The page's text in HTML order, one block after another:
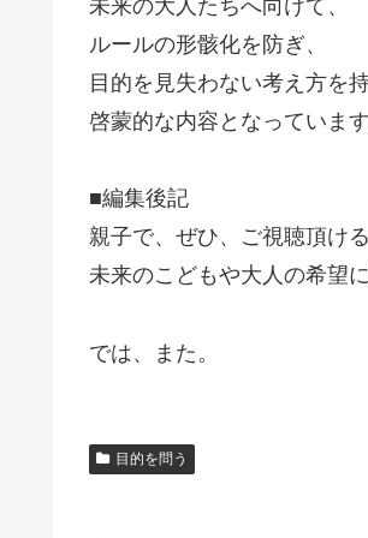
未来の大人たちへ向けて、
ルールの形骸化を防ぎ、
目的を見失わない考え方を
啓蒙的な内容となっています
■編集後記
親子で、ぜひ、ご視聴頂け
未来のこどもや大人の希望
では、また。
目的を問う